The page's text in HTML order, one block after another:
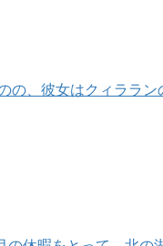
の、彼女はクィララ